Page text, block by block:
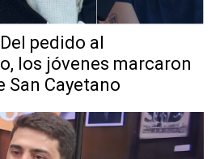
Del pedido al
los jóvenes marcaron
San Cayetano